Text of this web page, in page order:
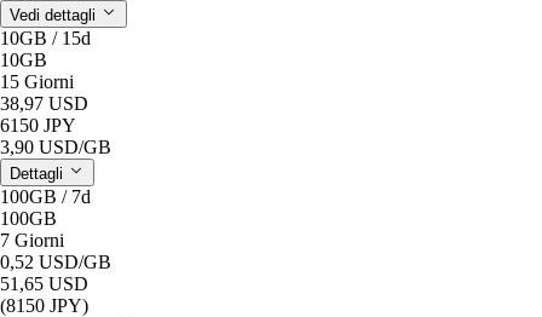
Vedi dettagli
10GB / 15d
10GB
15 Giorni
38,97 USD
6150 JPY
3,90 USD/GB
Dettagli
100GB / 7d
100GB
7 Giorni
0,52 USD/GB
51,65 USD
(8150 JPY)